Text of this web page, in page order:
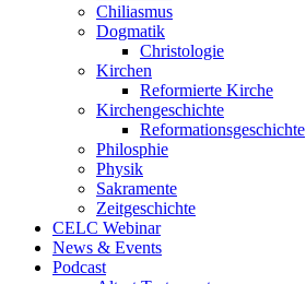
Chiliasmus
Dogmatik
Christologie
Kirchen
Reformierte Kirche
Kirchengeschichte
Reformationsgeschichte
Philosphie
Physik
Sakramente
Zeitgeschichte
CELC Webinar
News & Events
Podcast